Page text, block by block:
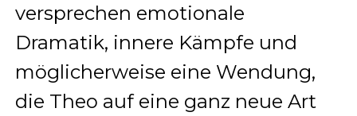
versprechen emotionale
Dramatik, innere Kämpfe und
möglicherweise eine Wendung,
die Theo auf eine ganz neue Art